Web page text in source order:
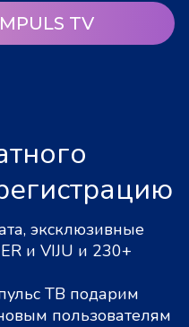
TV
эксклюзивные
и VIJU и 230+
ТВ подарим
пользователям